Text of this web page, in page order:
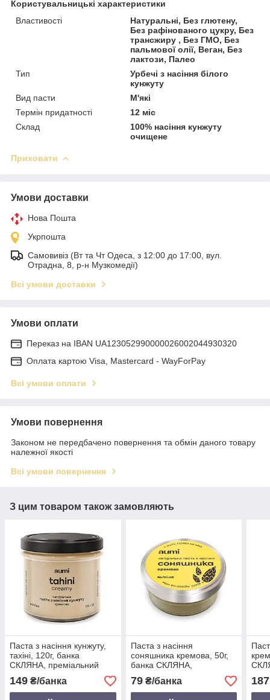
Користувальницькі характеристики
Властивості
Натуральні, Без глютену,
Без рафінованого цукру, Без
трансжиру , Без ГМО, Без
пальмової олії, Веган, Без
лактози, Палео
Тип
Урбечі з насіння білого
кунжуту
Вид пасти
М'які
Термін придатності
12 міс
Склад
100% насіння кунжуту
очищене
Приховати
Умови доставки
Нова Пошта
Укрпошта
Самовивіз (Вт та Чт Одеса, з 12:00 до 17:00, вул.
Отрадна, 8, р-н Музкомедії)
Всі умови доставки
Умови оплати
Переказ на IBAN UA123052990000026002044930320
Оплата картою Visa, Mastercard - WayForPay
Всі умови оплати
Умови повернення
Законом не передбачено повернення та обмін даного товару
належної якості
Всі умови повернення
З цим товаром також замовляють
Паста з насіння кунжуту,
тахіні, 120г, банка
СКЛЯНА, преміальний
сорт кунжуту Humera
149 ₴/банка
Паста з насіння
соняшника кремова, 50г,
банка СКЛЯНА,
натуральна без домішок
79₴/банка 187